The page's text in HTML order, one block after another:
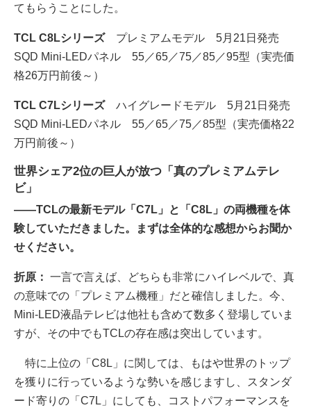
てもらうことにした。
TCL C8Lシリーズプレミアムモデル 5月21日発売
SQD Mini-LEDパネル 55／65／75／85／95型（実売価
格26万円前後～）
TCL C7Lシリーズハイグレードモデル 5月21日発売
SQD Mini-LEDパネル 55／65／75／85型（実売価格22
万円前後～）
世界シェア2位の巨人が放つ「真のプレミアムテレ
ビ」
――TCLの最新モデル「C7L」と「C8L」の両機種を体
験していただきました。まずは全体的な感想からお聞か
せください。
折原： 一言で言えば、どちらも非常にハイレベルで、真
の意味での「プレミアム機種」だと確信しました。今、
Mini-LED液晶テレビは他社も含めて数多く登場していま
すが、その中でもTCLの存在感は突出しています。
特に上位の「C8L」に関しては、もはや世界のトップ
を獲りに行っているような勢いを感じますし、スタンダ
ード寄りの「C7L」にしても、コストパフォーマンスを